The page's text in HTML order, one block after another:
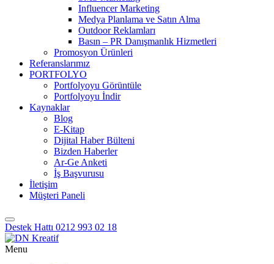
Influencer Marketing
Medya Planlama ve Satın Alma
Outdoor Reklamları
Basın – PR Danışmanlık Hizmetleri
Promosyon Ürünleri
Referanslarımız
PORTFOLYO
Portfolyoyu Görüntüle
Portfolyoyu İndir
Kaynaklar
Blog
E-Kitap
Dijital Haber Bülteni
Bizden Haberler
Ar-Ge Anketi
İş Başvurusu
İletişim
Müşteri Paneli
Destek Hattı 0212 993 02 18
Menu